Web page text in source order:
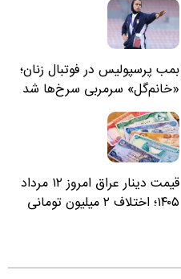
بمب پرسپولیس در فوتبال زنان؛
«خانم‌گل» سرمربی سرخ‌ها شد
قیمت دینار عراق امروز ۱۲ مرداد
۱۴۰۵؛ اختلاف ۲ میلیون تومانی